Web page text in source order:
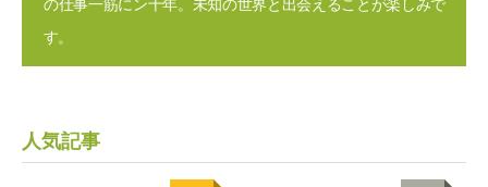
の仕事一筋にン十年。未知の世界と出会えることが楽しみで
す。
人気記事